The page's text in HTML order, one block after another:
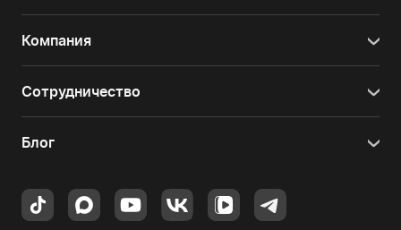
Компания
Сотрудничество
Блог